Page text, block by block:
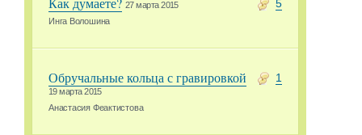
5
27 марта 2015
Инга Волошина
1
Обручальные кольца с гравировкой
19 марта 2015
Анастасия Феактистова